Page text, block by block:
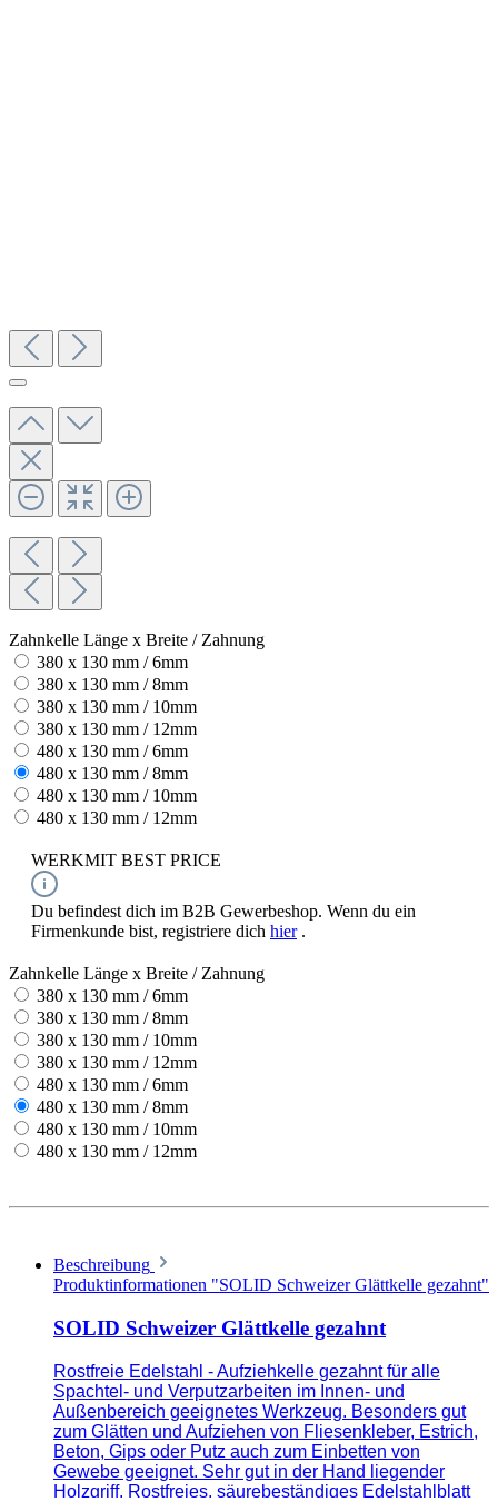
Zahnkelle Länge x Breite / Zahnung
380 x 130 mm / 6mm
380 x 130 mm / 8mm
380 x 130 mm / 10mm
380 x 130 mm / 12mm
480 x 130 mm / 6mm
480 x 130 mm / 8mm
480 x 130 mm / 10mm
480 x 130 mm / 12mm
WERKMIT BEST PRICE
Du befindest dich im B2B Gewerbeshop. Wenn du ein
Firmenkunde bist, registriere dich hier.
Zahnkelle Länge x Breite / Zahnung
380 x 130 mm / 6mm
380 x 130 mm / 8mm
380 x 130 mm / 10mm
380 x 130 mm / 12mm
480 x 130 mm / 6mm
480 x 130 mm / 8mm
480 x 130 mm / 10mm
480 x 130 mm / 12mm
Beschreibung
Produktinformationen "SOLID Schweizer Glättkelle gezahnt"
SOLID Schweizer Glättkelle gezahnt
Rostfreie Edelstahl - Aufziehkelle gezahnt für alle
Spachtel- und Verputzarbeiten im Innen- und
Außenbereich geeignetes Werkzeug. Besonders gut
zum Glätten und Aufziehen von Fliesenkleber, Estrich,
Beton, Gips oder Putz auch zum Einbetten von
Gewebe geeignet. Sehr gut in der Hand liegender
Holzgriff. Rostfreies, säurebeständiges Edelstahlblatt